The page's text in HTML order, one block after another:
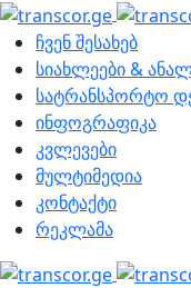
ჩვენ შესახებ
სიახლეები &
სატრანსპორტო
ინფოგრაფიკა
კვლევები
მულტიმედია
კონტაქტი
რეკლამა